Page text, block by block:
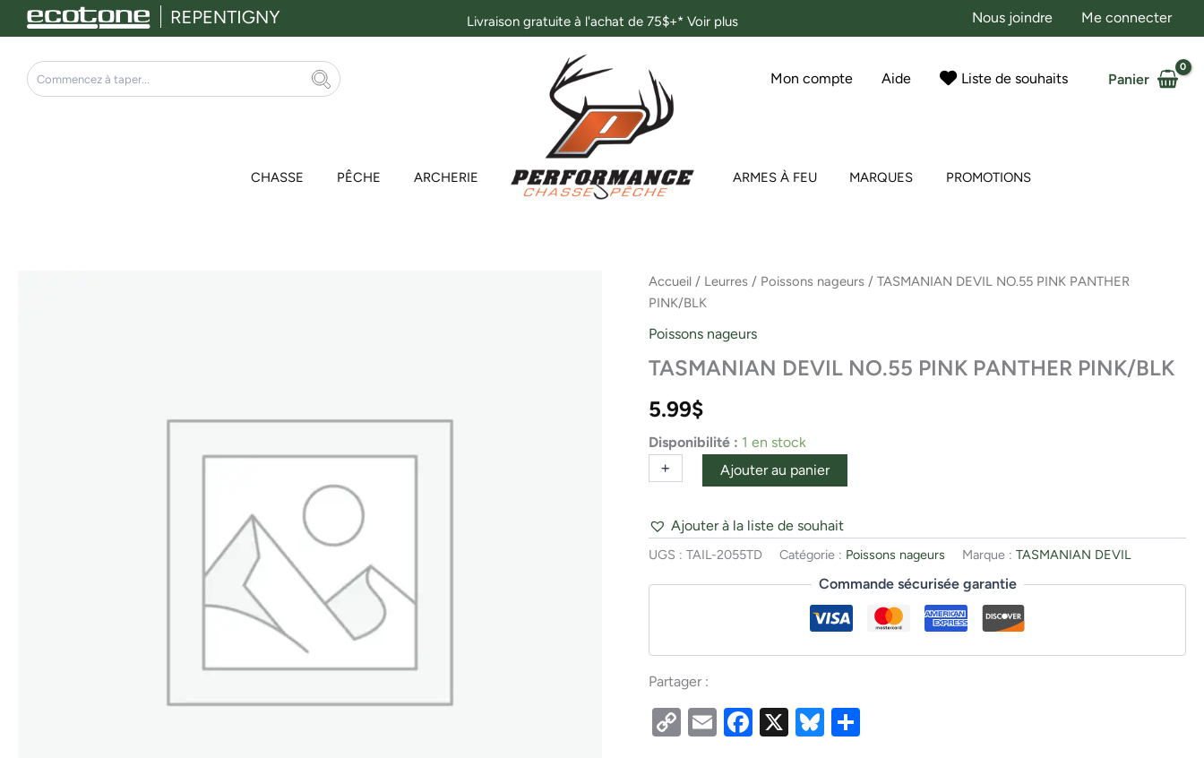
Aller
au
contenu
Livraison gratuite à l'achat de 75$+* Voir plus Nous joindre Me connecter
Rechercher
Mon compte Aide Liste de souhaits Panier
CHASSE PÊCHE ARCHERIE ARMES À FEU MARQUES PROMOTIONS
Accueil / Leurres / Poissons nageurs / TASMANIAN DEVIL NO.55 PINK PANTHER
PINK/BLK
Poissons nageurs
TASMANIAN DEVIL NO.55 PINK PANTHER PINK/BLK
5.99$
Disponibilité : 1 en stock
-
quantité
de
TASMANIAN
DEVIL
PINK
PINK/BLK
+ Ajouter au panier
Ajouter à la liste de souhait
UGS :TAIL-2055TD Catégorie : Poissons nageurs Marque :TASMANIAN DEVIL
Commande sécurisée garantie
Partager :
CopyEmailFacebook
X Bluesky